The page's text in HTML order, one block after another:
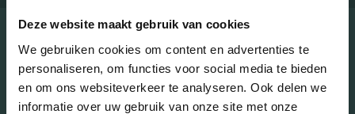
Deze website maakt gebruik van cookies
We gebruiken cookies om content en advertenties te
personaliseren, om functies voor social media te bieden
en om ons websiteverkeer te analyseren. Ook delen we
informatie over uw gebruik van onze site met onze
BEKIJK ONZE VESTIGINGEN